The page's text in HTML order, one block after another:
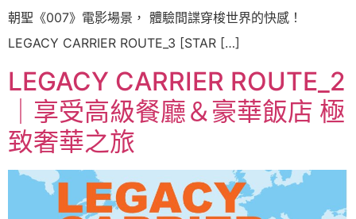
朝聖《007》電影場景， 體驗間諜穿梭世界的快感！
LEGACY CARRIER ROUTE_3 [STAR […]
LEGACY CARRIER ROUTE_2
｜享受高級餐廳＆豪華飯店 極
致奢華之旅